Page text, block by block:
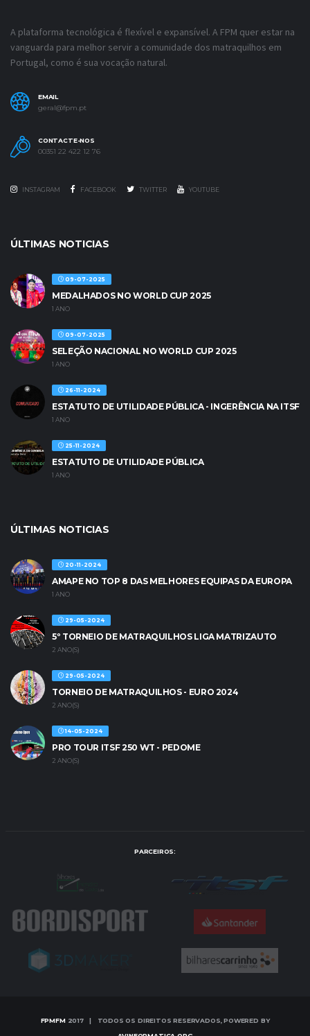
A plataforma tecnológica é flexível e expansível. A FPM quer estar na
vanguarda para melhor servir a comunidade dos matraquilhos em
Portugal, como é sua vocação natural.
EMAIL
geral@fpm.pt
CONTACTE-NOS
00351 22 422 12 76
INSTAGRAM FACEBOOK TWITTER YOUTUBE
ÚLTIMAS NOTICIAS
09-07-2025
MEDALHADOS NO WORLD CUP 2025
1 ANO
09-07-2025
SELEÇÃO NACIONAL NO WORLD CUP 2025
1 ANO
26-11-2024
ESTATUTO DE UTILIDADE PÚBLICA - INGERÊNCIA NA ITSF
1 ANO
25-11-2024
ESTATUTO DE UTILIDADE PÚBLICA
1 ANO
ÚLTIMAS NOTICIAS
20-11-2024
AMAPE NO TOP 8 DAS MELHORES EQUIPAS DA EUROPA
1 ANO
29-05-2024
5º TORNEIO DE MATRAQUILHOS LIGA MATRIZAUTO
2 ANO(S)
29-05-2024
TORNEIO DE MATRAQUILHOS - EURO 2024
2 ANO(S)
14-05-2024
PRO TOUR ITSF 250 WT - PEDOME
2 ANO(S)
PARCEIROS:
FPMFM2017 | TODOS OS DIREITOS RESERVADOS, POWERED BY